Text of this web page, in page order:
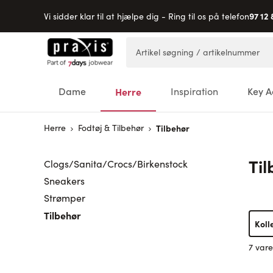
Vi sidder klar til at hjælpe dig - Ring til os på telefon97 12
Skip to Content
Dame Herre Inspiration Key
Herre Fodtøj & Tilbehør Tilbehør
Clogs/Sanita/Crocs/Birkenstock
Sneakers
Strømper
Tilbehør
7